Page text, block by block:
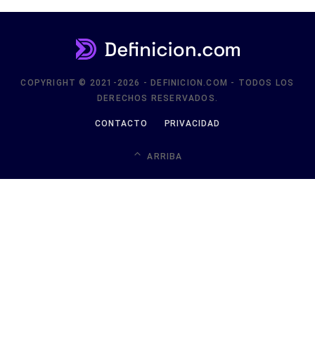
COPYRIGHT © 2021-2026 - DEFINICION.COM - TODOS LOS
DERECHOS RESERVADOS.
CONTACTO PRIVACIDAD
ARRIBA